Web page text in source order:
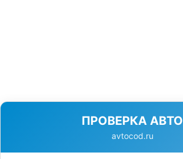
ПРОВЕРКА АВТО
avtocod.ru